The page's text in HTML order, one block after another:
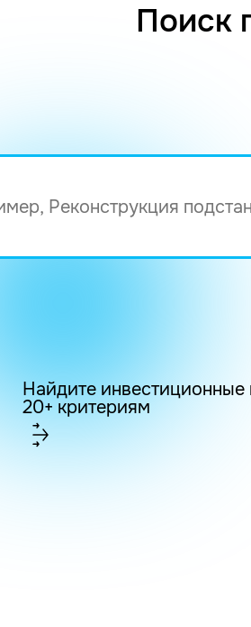
Поиск
Найдите инвестиционные
20+ критериям